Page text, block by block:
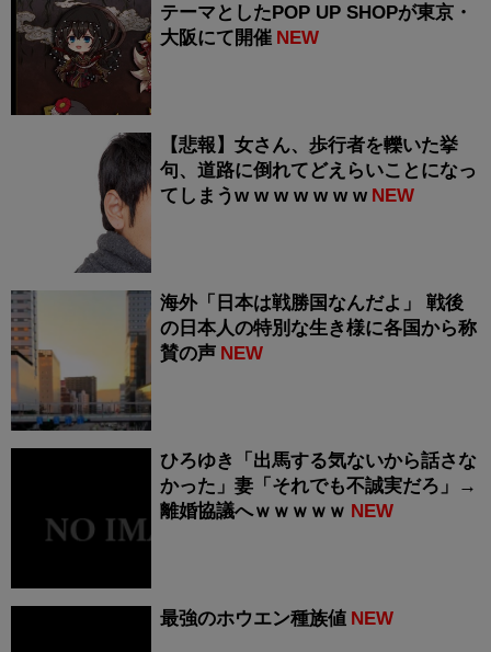
テーマとしたPOP UP SHOPが東京・
大阪にて開催 NEW
【悲報】女さん、歩行者を轢いた挙
句、道路に倒れてどえらいことになっ
てしまうw w w w w w w NEW
海外「日本は戦勝国なんだよ」 戦後
の日本人の特別な生き様に各国から称
賛の声 NEW
ひろゆき「出馬する気ないから話さな
かった」妻「それでも不誠実だろ」→
離婚協議へｗｗｗｗｗ NEW
最強のホウエン種族値 NEW